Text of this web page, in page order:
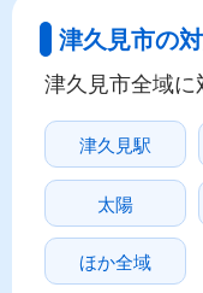
津久見市の
津久見市全域に
津久見駅
太陽
ほか全域